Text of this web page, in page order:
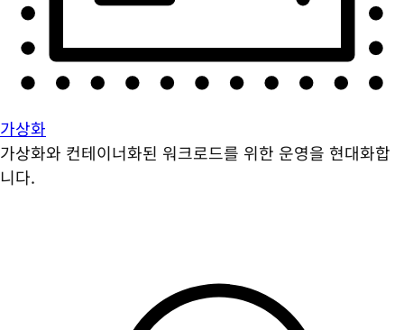
가상화
가상화와 컨테이너화된 워크로드를 위한 운영을 현대화합
니다.